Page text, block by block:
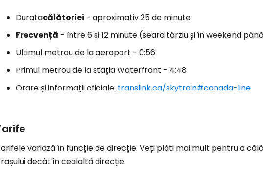
Duratacălătoriei - aproximativ 25 de minute
Frecvență - între 6 și 12 minute (seara târziu și în weekend
Ultimul metrou de la aeroport - 0:56
Primul metrou de la stația Waterfront - 4:48
Orare și informații oficiale: translink.ca/skytrain#canada-line
variază în funcție de direcție. Veți plăti mai mult pentru a
decât în cealaltă direcție.
... comunitatea mondială a călătorilor